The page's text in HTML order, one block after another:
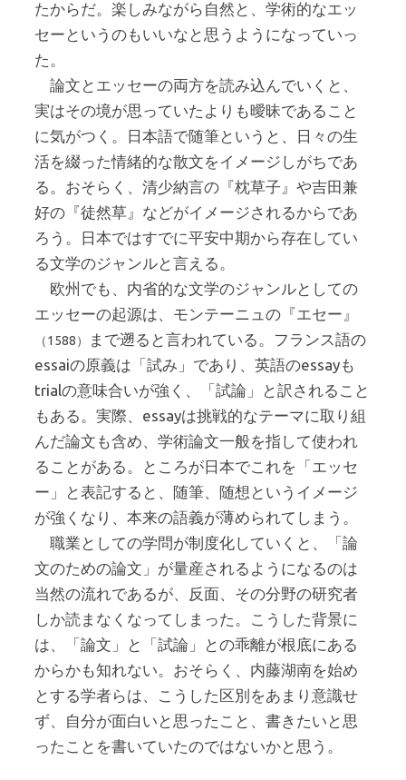
たからだ。楽しみながら自然と、学術的なエッ
セーというのもいいなと思うようになっていっ
た。
論文とエッセーの両方を読み込んでいくと、
実はその境が思っていたよりも曖昧であること
に気がつく。日本語で随筆というと、日々の生
活を綴った情緒的な散文をイメージしがちであ
る。おそらく、清少納言の『枕草子』や吉田兼
好の『徒然草』などがイメージされるからであ
ろう。日本ではすでに平安中期から存在してい
る文学のジャンルと言える。
欧州でも、内省的な文学のジャンルとしての
エッセーの起源は、モンテーニュの『エセー』
（1588）
まで遡ると言われている。フランス語の
essaiの原義は「試み」であり、英語のessayも
trialの意味合いが強く、「試論」と訳されること
もある。実際、essayは挑戦的なテーマに取り組
んだ論文も含め、学術論文一般を指して使われ
ることがある。ところが日本でこれを「エッセ
ー」と表記すると、随筆、随想というイメージ
が強くなり、本来の語義が薄められてしまう。
職業としての学問が制度化していくと、「論
文のための論文」が量産されるようになるのは
当然の流れであるが、反面、その分野の研究者
しか読まなくなってしまった。こうした背景に
は、「論文」と「試論」との乖離が根底にある
からかも知れない。おそらく、内藤湖南を始め
とする学者らは、こうした区別をあまり意識せ
ず、自分が面白いと思ったこと、書きたいと思
ったことを書いていたのではないかと思う。